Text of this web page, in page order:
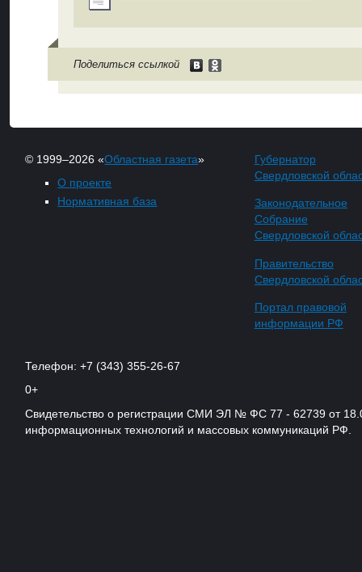
Поделиться ссылкой
© 1999–2026 «Областная газета»
О проекте
Нормативная база
Губернатор
Свердловской
Законодательное
Собрание
Свердловской
Правительство
Свердловской
Портал правовой
информации РФ
Телефон: +7 (343) 355-26-67
0+
Свидетельство о регистрации СМИ ЭЛ № ФС 77 - 62739 от
информационных технологий и массовых коммуникаций РФ.